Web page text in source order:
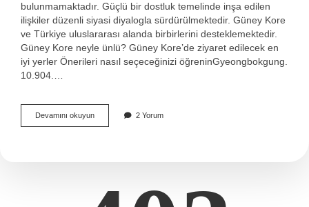
bulunmamaktadır. Güçlü bir dostluk temelinde inşa edilen
ilişkiler düzenli siyasi diyalogla sürdürülmektedir. Güney Kore
ve Türkiye uluslararası alanda birbirlerini desteklemektedir.
Güney Kore neyle ünlü? Güney Kore’de ziyaret edilecek en
iyi yerler Önerileri nasıl seçeceğinizi öğreninGyeongbokgung.
10.904.…
Devamını okuyunGüney
Kore
2 Yorum